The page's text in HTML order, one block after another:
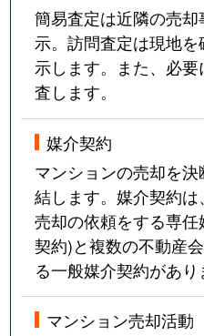
簡易査定は近隣の売
示。訪問査定は現地
示します。また、必
査します。
媒介契約
マンションの売却を
結します。媒介契約
売却の依頼をする専
契約)と複数の不動産
る一般媒介契約があり
マンション売却活動